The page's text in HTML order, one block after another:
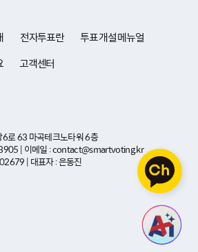
전자투표란
투표 개설 메뉴얼
고객센터
6로 63 마곡테크노타워 6층
| 이메일 : contact@smartvoting.kr
| 대표자 : 은동진